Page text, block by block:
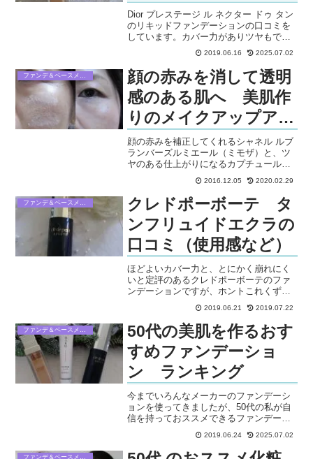
シファンデ！
Dior プレステージ ル ネクター ドゥ タン
のリキッドファンデーションの口コミを
しています。カバー力がありツヤもでる
美しい仕上がりのファンデーションは、
上品で優雅な香りするので、大人の女性
が使うのにぴったり。
2019.06.16 2025.07.02
顔の赤みを消して透明
感のある肌へ 美肌作
りのメイクアップアイ
テムをご紹介
顔の赤みを補正してくれるシャネル ルブ
ランバーズルミエール（ミモザ）と、ツ
ヤのある仕上がりになるカプチュールト
ータル パーフェクションルースパウダー
を口コミ・レビューしています。
2016.12.05 2020.02.29
クレドポーボーテ タ
ンフリュイドエクラの
口コミ（使用感など）
ほどよいカバー力と、とにかく崩れにく
いと定評のあるクレドポーボーテのファ
ンデーションですが、ホントこれくずれ
ないです。夏に汗をかいても、しっかり
肌にフィットしてるので、化粧直しをし
なくても済みます。保湿力もあるしお肌
がきれいに見えますよ～
2019.06.21 2019.07.22
ファンデ＆ベースメイク
50代の美肌を作るおす
すめファンデーショ
ン ランキング
今までいろんなメーカーのファンデーシ
ョンを使ってきましたが、50代の私が自
信を持っておススメできるファンデーシ
ョン、ベスト３を選びました。ツヤ感・
カバー力・保湿力・紫外線防止効果・値
段を中心に選んでいます。私がファンデ
2019.06.24 2025.07.02
ファンデ＆ベースメイク